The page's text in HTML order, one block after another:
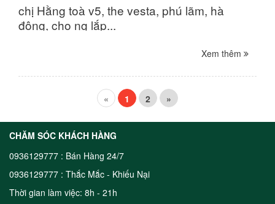
chị Hằng toà v5, the vesta, phú lãm, hà
đông, cho ng lắp...
Xem thêm
« 1 2 »
CHĂM SÓC KHÁCH HÀNG
0936129777 : Bán Hàng 24/7
0936129777 : Thắc Mắc - Khiếu Nại
Thời gian làm việc: 8h - 21h